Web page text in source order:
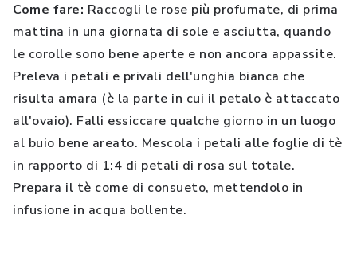
Come fare: Raccogli le rose più profumate, di prima
mattina in una giornata di sole e asciutta, quando
le corolle sono bene aperte e non ancora appassite.
Preleva i petali e privali dell'unghia bianca che
risulta amara (è la parte in cui il petalo è attaccato
all'ovaio). Falli essiccare qualche giorno in un luogo
al buio bene areato. Mescola i petali alle foglie di tè
in rapporto di 1:4 di petali di rosa sul totale.
Prepara il tè come di consueto, mettendolo in
infusione in acqua bollente.